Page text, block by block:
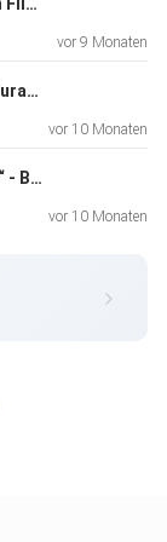
Peichl
vor 9 Monaten
"Eigentlich war's ganz chillig" - Maturant Benno über seinen ABA-Podcast
vor 10 Monaten
„Die besten Hobbys sollten so sein“ - Beatrice Frasl und Richard Hemmer über das Format Podcast
vor 10 Monaten